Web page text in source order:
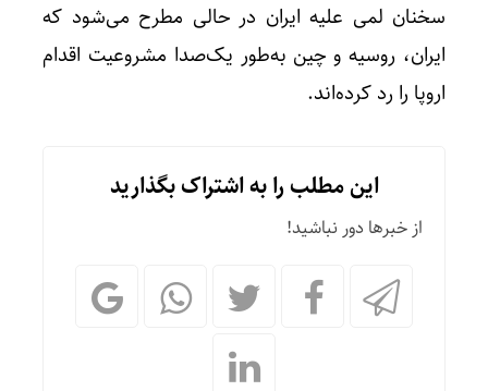
سخنان لمی علیه ایران در حالی مطرح می‌شود که
ایران، روسیه و چین به‌طور یک‌صدا مشروعیت اقدام
اروپا را رد کرده‌اند.
این مطلب را به اشتراک بگذارید
از خبرها دور نباشید!